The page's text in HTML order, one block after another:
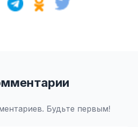
Будьте первым!